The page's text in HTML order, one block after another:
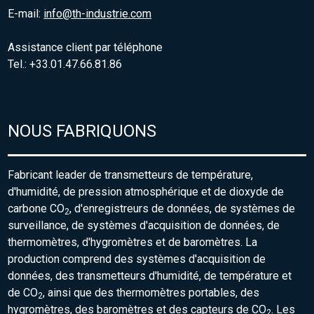
E-mail: info@th-industrie.com
Assistance client par téléphone
Tel.: +33.01.47.66.81.86
NOUS FABRIQUONS
Fabricant leader de transmetteurs de température,
d'humidité, de pression atmosphérique et de dioxyde de
carbone CO2, d'enregistreurs de données, de systèmes de
surveillance, de systèmes d'acquisition de données, de
thermomètres, d'hygromètres et de baromètres. La
production comprend des systèmes d'acquisition de
données, des transmetteurs d'humidité, de température et
de CO2, ainsi que des thermomètres portables, des
hygromètres, des baromètres et des capteurs de CO . Les